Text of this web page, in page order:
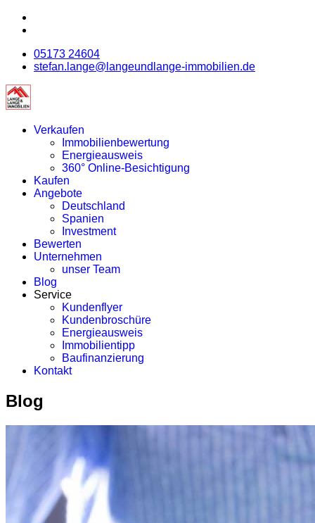
05173 24604
stefan.lange@langeundlange-immobilien.de
Verkaufen
Immobilienbewertung
Energieausweis
360° Online-Besichtigung
Kaufen
Angebote
Deutschland
Spanien
Investment
Bewerten
Unternehmen
unser Team
Blog
Service
Kundenflyer
Kundenbroschüre
Energieausweis
Immobilientipp
Baufinanzierung
Kontakt
Blog